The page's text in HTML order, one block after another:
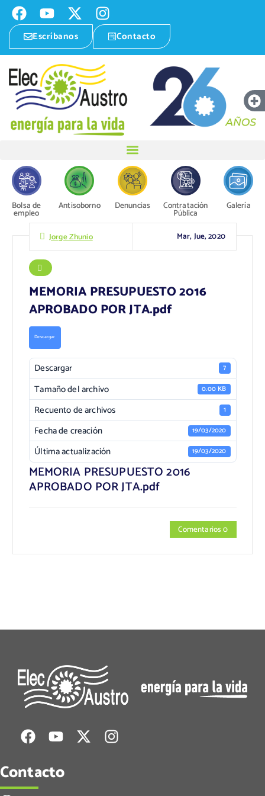
Escríbanos Contacto
Bolsa de
empleo
Antisoborno Denuncias Contratación
Pública
Galería
Jorge Zhunio Mar, Jue, 2020
MEMORIA PRESUPUESTO 2016
APROBADO POR JTA.pdf
Descargar
Descargar 7
Tamaño del archivo 0.00 KB
Recuento de archivos 1
Fecha de creación 19/03/2020
Última actualización 19/03/2020
MEMORIA PRESUPUESTO 2016
APROBADO POR JTA.pdf
Comentarios 0
Contacto